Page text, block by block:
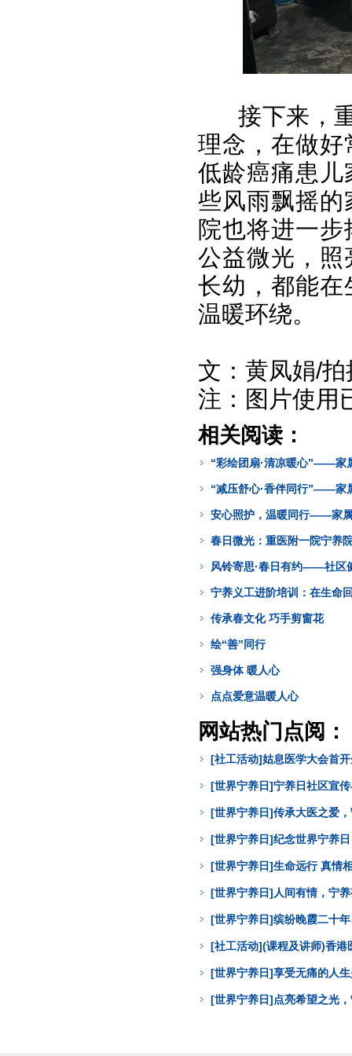
接下来，
理念，在做
低龄癌痛患
些风雨飘摇
院也将进一
公益微光，
长幼，都能
温暖环绕。
文：黄凤娟/
注：图片使用
相关阅读：
“彩绘团扇·清凉暖心”——家
“减压舒心·香伴同行”——家
安心照护，温暖同行——家
春日微光：重医附一院宁养
风铃寄思·春日有约——社区
宁养义工进阶培训：在生命
传承春文化 巧手剪窗花
绘“善”同行
强身体 暖人心
点点爱意温暖人心
网站热门点阅：
[社工活动]姑息医学大会首
[世界宁养日]宁养日社区宣
[世界宁养日]传承大医之爱
[世界宁养日]纪念世界宁养
[世界宁养日]生命远行 真情
[世界宁养日]人间有情，宁
[世界宁养日]缤纷晚霞二十
[社工活动](课程及讲师)香
[世界宁养日]享受无痛的人
[世界宁养日]点亮希望之光